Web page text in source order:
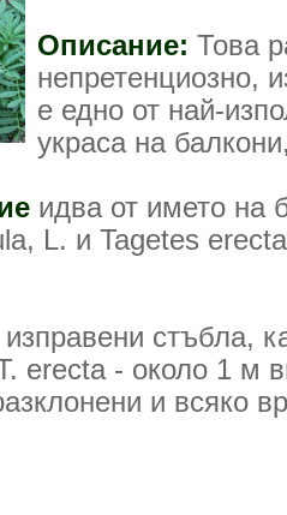
Описание: Това
непретенциозно,
е едно от най-
украса на
идва от името на
L. и Tagetes
стъбла,
erecta - около 1 м
и всяко